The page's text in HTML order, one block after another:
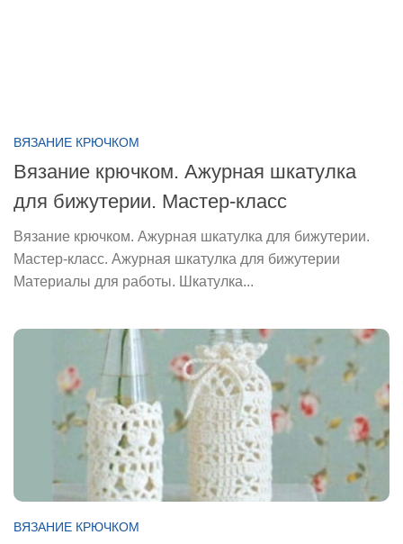
ВЯЗАНИЕ КРЮЧКОМ
Вязание крючком. Ажурная шкатулка
для бижутерии. Мастер-класс
Вязание крючком. Ажурная шкатулка для бижутерии.
Мастер-класс. Ажурная шкатулка для бижутерии
Материалы для работы. Шкатулка...
ВЯЗАНИЕ КРЮЧКОМ